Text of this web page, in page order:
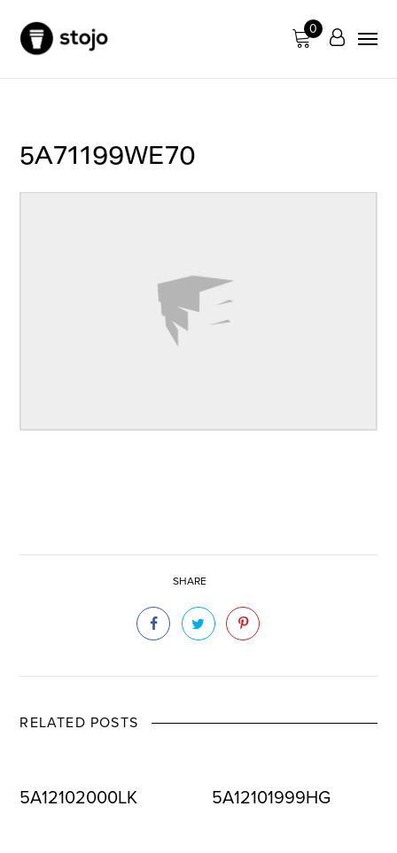
0
5A71199WE70
SHARE
RELATED POSTS
5A12102000LK 5A12101999HG